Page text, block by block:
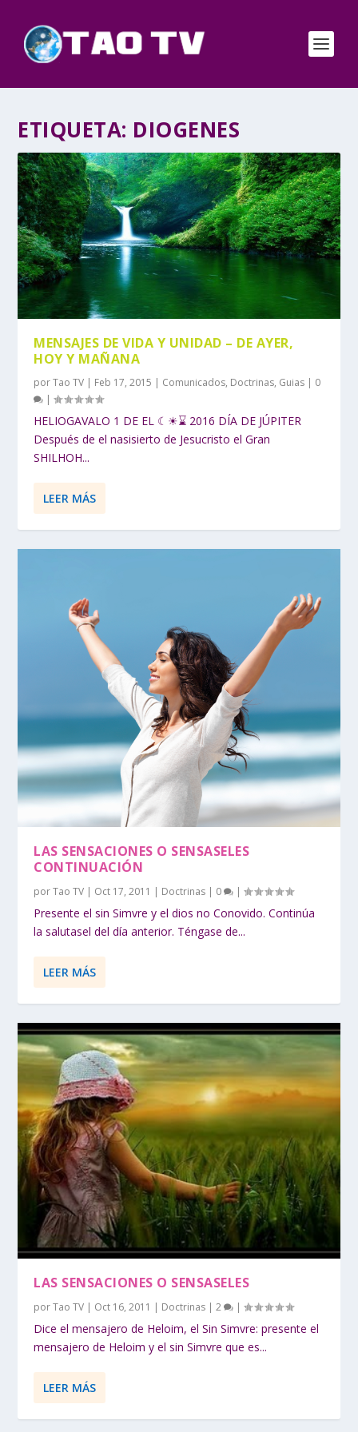
ETIQUETA: DIOGENES
MENSAJES DE VIDA Y UNIDAD – DE AYER,
HOY Y MAÑANA
porTao TV | Feb 17, 2015 | Comunicados, Doctrinas, Guias | 0
|
HELIOGAVALO 1 DE EL ☾☀⌛ 2016 DÍA DE JÚPITER
Después de el nasisierto de Jesucristo el Gran
SHILHOH...
LEER MÁS
LAS SENSACIONES O SENSASELES
CONTINUACIÓN
porTao TV | Oct 17, 2011 | Doctrinas | 0 |
Presente el sin Simvre y el dios no Conovido. Continúa
la salutasel del día anterior. Téngase de...
LEER MÁS
LAS SENSACIONES O SENSASELES
porTao TV | Oct 16, 2011 | Doctrinas |2 |
Dice el mensajero de Heloim, el Sin Simvre: presente el
mensajero de Heloim y el sin Simvre que es...
LEER MÁS